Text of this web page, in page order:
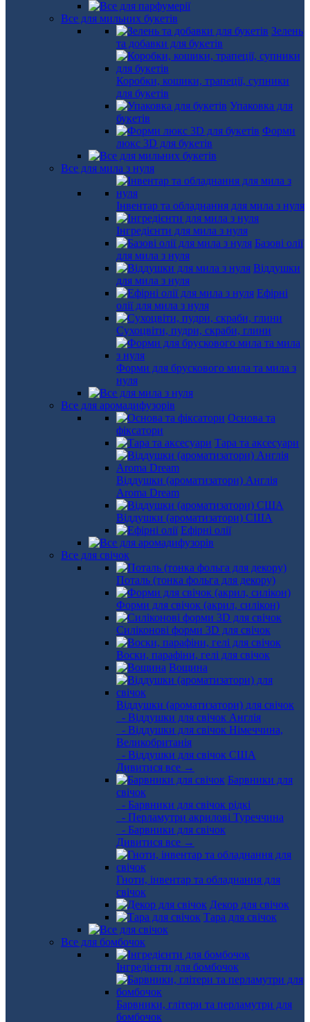
Все для мильних букетів
Зелень
та добавки для букетів
Коробки, кошики, трапеції, супники
для букетів
Упаковка для
букетів
Форми
люкс 3D для букетів
Все для мила з нуля
Інвентар та обладнання для мила з нуля
Інгредієнти для мила з нуля
Базові олії
для мила з нуля
Віддушки
для мила з нуля
Ефірні
олії для мила з нуля
Сухоцвіти, пудри, скраби, глини
Форми для брускового мила та мила з
нуля
Все для аромадифузорів
Основа та
фіксатори
Тара та аксесуари
Віддушки (ароматизатори) Англія
Aroma Dream
Віддушки (ароматизатори) США
Ефірні олії
Все для свічок
Поталь (тонка фольга для декору)
Форми для свічок (акрил, силікон)
Силіконові форми 3D для свічок
Воски, парафіни, гелі для свічок
Вощина
Віддушки (ароматизатори) для свічок
- Віддушки для свічок Англія
- Віддушки для свічок Німеччина,
Великобританія
- Віддушки для свічок США
Дивитися все →
Барвники для
свічок
- Барвники для свічок рідкі
- Перламутри акрилові Туреччина
- Барвники для свічок
Дивитися все →
Гноти, інвентар та обладнання для
свічок
Декор для свічок
Тара для свічок
Все для бомбочок
Інгредієнти для бомбочок
Барвники, глітери та перламутри для
бомбочок